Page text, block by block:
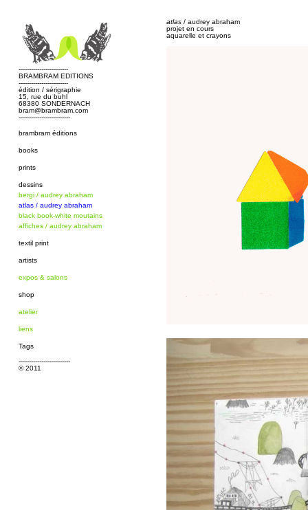
------------------------
BRAMBRAM EDITIONS
------------------------
édition / sérigraphie
15, rue du buhl
68380 SONDERNACH
bram@brambram.com
-------------------------
brambram éditions
books
prints
dessins
bergi / audrey abraham
atlas / audrey abraham
black book-white moutains
affiches / audrey abraham
textil print
artists
expos & salons
shop
atelier
liens
Tags
-------------------------
© 2011
atlas / audrey abraham
projet en cours
aquarelle et crayons